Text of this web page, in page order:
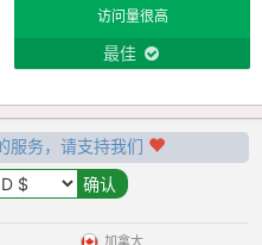
访问量很高
最佳
服务，请支持我们
加拿大